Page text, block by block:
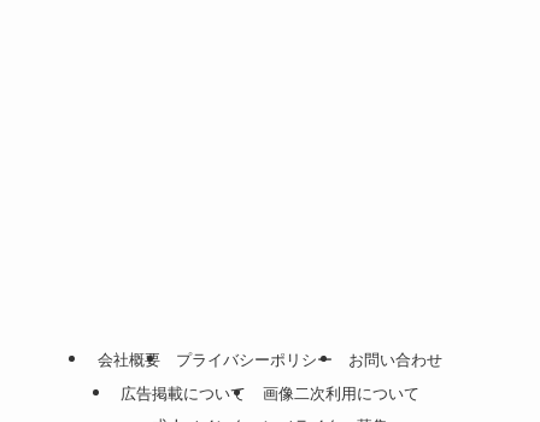
会社概要 プライバシーポリシー
お問い合わせ
広告掲載について
画像二次利用について